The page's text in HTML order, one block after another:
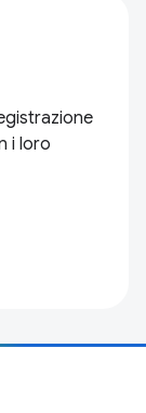
i loro